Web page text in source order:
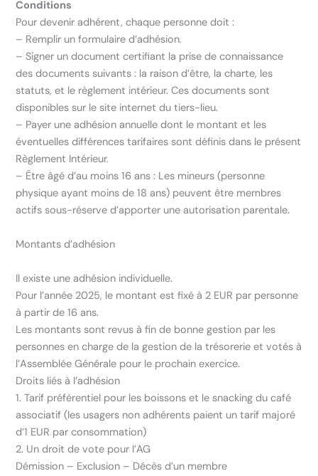
Conditions
Pour devenir adhérent, chaque personne doit :
– Remplir un formulaire d’adhésion.
– Signer un document certifiant la prise de connaissance
des documents suivants : la raison d’être, la charte, les
statuts, et le règlement intérieur. Ces documents sont
disponibles sur le site internet du tiers-lieu.
– Payer une adhésion annuelle dont le montant et les
éventuelles différences tarifaires sont définis dans le présent
Règlement Intérieur.
– Être âgé d’au moins 16 ans : Les mineurs (personne
physique ayant moins de 18 ans) peuvent être membres
actifs sous-réserve d’apporter une autorisation parentale.
Montants d’adhésion
Il existe une adhésion individuelle.
Pour l’année 2025, le montant est fixé à 2 EUR par personne
à partir de 16 ans.
Les montants sont revus à fin de bonne gestion par les
personnes en charge de la gestion de la trésorerie et votés à
l’Assemblée Générale pour le prochain exercice.
Droits liés à l’adhésion
1. Tarif préférentiel pour les boissons et le snacking du café
associatif (les usagers non adhérents paient un tarif majoré
d’1 EUR par consommation)
2. Un droit de vote pour l’AG
Démission – Exclusion – Décès d’un membre